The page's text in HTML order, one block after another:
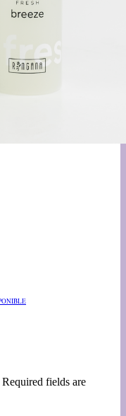
fields are